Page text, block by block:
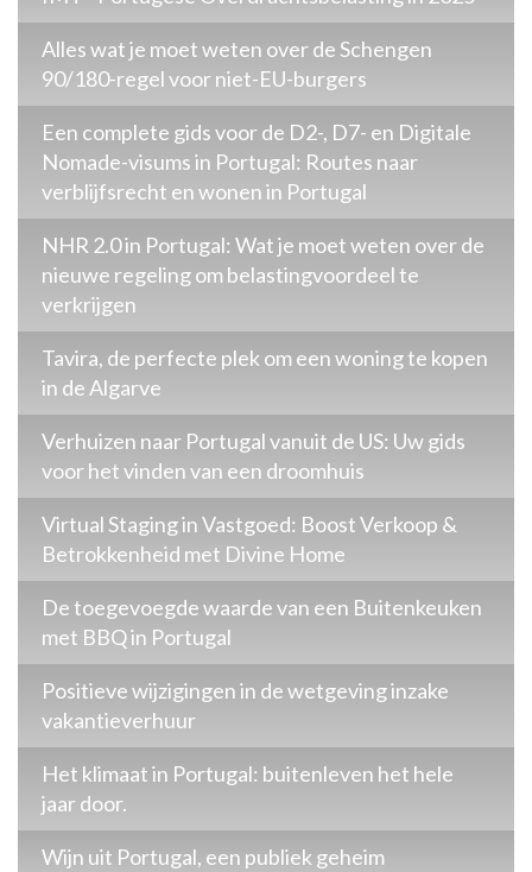
Alles wat je moet weten over de Schengen
90/180-regel voor niet-EU-burgers
Een complete gids voor de D2-, D7- en Digitale
Nomade-visums in Portugal: Routes naar
verblijfsrecht en wonen in Portugal
NHR 2.0 in Portugal: Wat je moet weten over de
nieuwe regeling om belastingvoordeel te
verkrijgen
Tavira, de perfecte plek om een woning te kopen
in de Algarve
Verhuizen naar Portugal vanuit de US: Uw gids
voor het vinden van een droomhuis
Virtual Staging in Vastgoed: Boost Verkoop &
Betrokkenheid met Divine Home
De toegevoegde waarde van een Buitenkeuken
met BBQ in Portugal
Positieve wijzigingen in de wetgeving inzake
vakantieverhuur
Het klimaat in Portugal: buitenleven het hele
jaar door.
Wijn uit Portugal, een publiek geheim